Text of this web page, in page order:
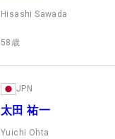
Hisashi Sawada
58 歳
JPN
太田 祐一
Yuichi Ohta